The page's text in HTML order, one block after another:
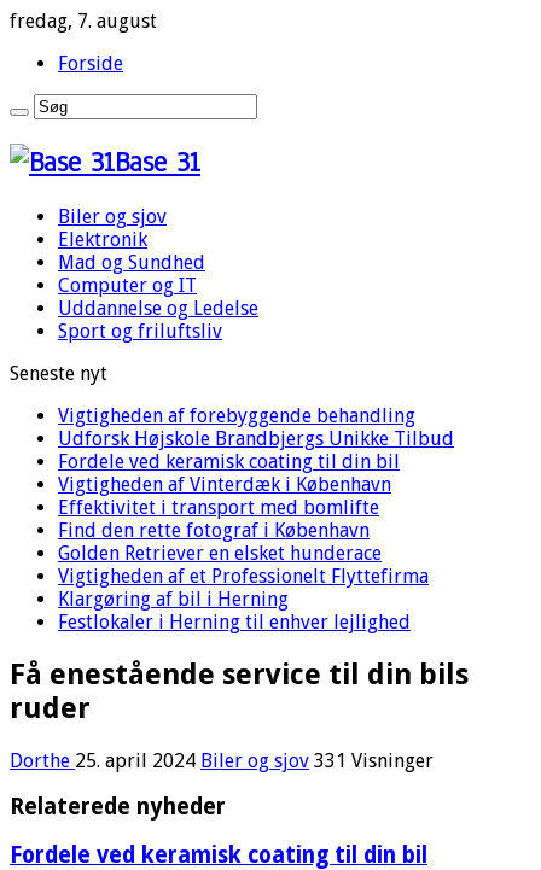
fredag, 7. august
Forside
Base 31
Biler og sjov
Elektronik
Mad og Sundhed
Computer og IT
Uddannelse og Ledelse
Sport og friluftsliv
Seneste nyt
Vigtigheden af forebyggende behandling
Udforsk Højskole Brandbjergs Unikke Tilbud
Fordele ved keramisk coating til din bil
Vigtigheden af Vinterdæk i København
Effektivitet i transport med bomlifte
Find den rette fotograf i København
Golden Retriever en elsket hunderace
Vigtigheden af et Professionelt Flyttefirma
Klargøring af bil i Herning
Festlokaler i Herning til enhver lejlighed
Få enestående service til din bils
ruder
Dorthe 25. april 2024 Biler og sjov 331 Visninger
Relaterede nyheder
Fordele ved keramisk coating til din bil